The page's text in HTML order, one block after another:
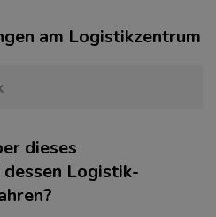
am Logistikzentrum
dieses
dessen Logistik­